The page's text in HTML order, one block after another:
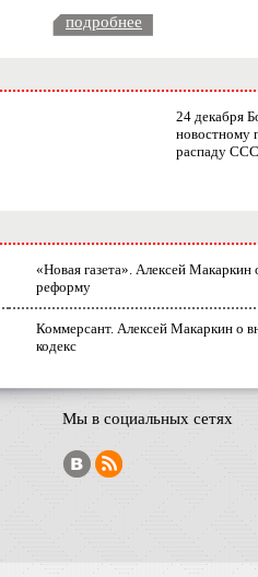
подробнее
24 декабря
распаду
«Новая газета». Алексей
реформу
Коммерсант. Алексей Макаркин о
кодекс
Мы в социальных сетях